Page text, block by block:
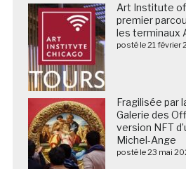
Art Institute of
premier
les terminaux
posté le 21 février
Fragilisée par
Galerie des
version NFT
Michel-Ange
posté le 23 mai